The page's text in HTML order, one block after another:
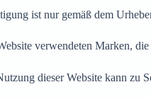
ist nur gemäß dem
verwendeten Marken,
dieser Website kann zu